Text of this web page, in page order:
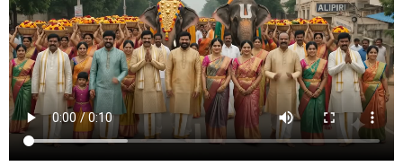
Sri Grandhi Anil
Founder Donor, USA